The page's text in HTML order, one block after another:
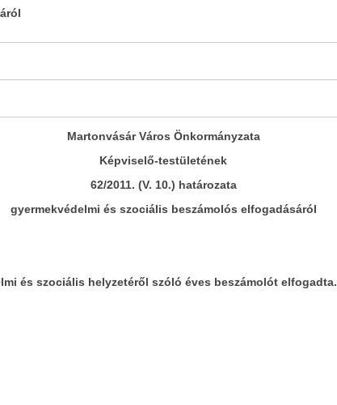
Martonvásár Város Önkormányzata
Képviselő-testületének
62/2011. (V. 10.) határozata
gyermekvédelmi és szociális beszámolós elfogadásáról
és szociális helyzetéről szóló éves beszámolót elfogadta.